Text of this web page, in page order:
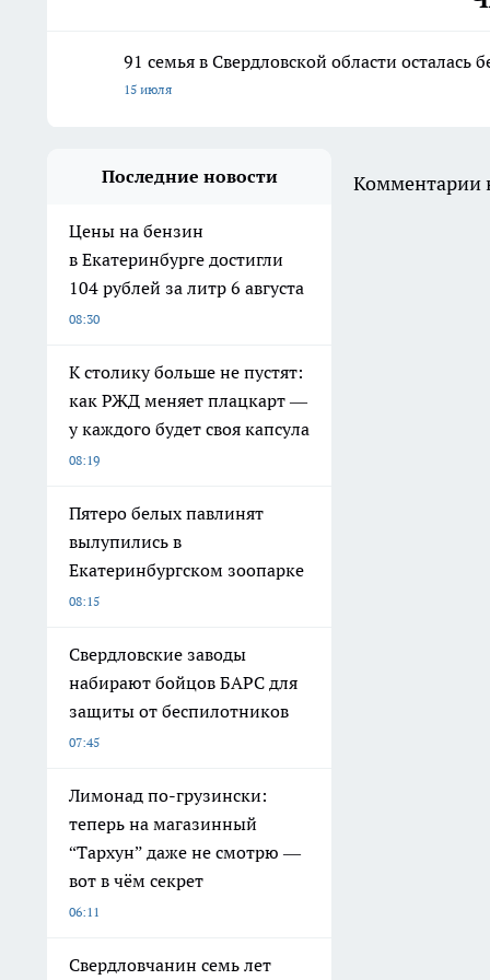
91 семья в Свердловской области
15 июля
Последние новости
Цены на бензин
в Екатеринбурге достигли
104 рублей за литр 6 августа
08:30
К столику больше не пустят:
как РЖД меняет плацкарт —
у каждого будет своя капсула
08:19
Пятеро белых павлинят
вылупились в
Екатеринбургском зоопарке
08:15
Свердловские заводы
набирают бойцов БАРС для
защиты от беспилотников
07:45
Лимонад по-грузински:
теперь на магазинный
“Тархун” даже не смотрю —
вот в чём секрет
06:11
Свердловчанин семь лет
Комментарии